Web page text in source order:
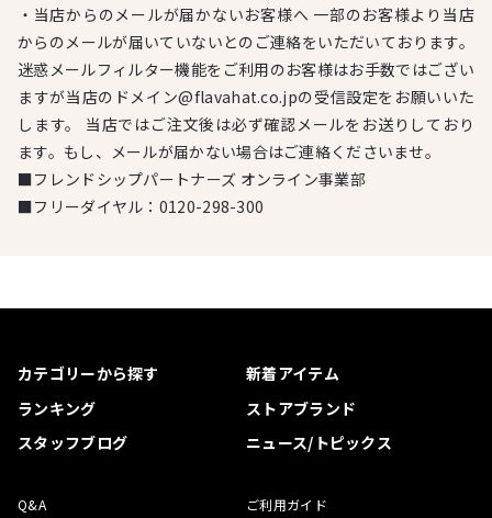
・当店からのメールが届かないお客様へ 一部のお客様より当店
からのメールが届いていないとのご連絡をいただいております。
迷惑メールフィルター機能をご利用のお客様はお手数ではござい
ますが当店のドメイン@flavahat.co.jpの受信設定をお願いいた
します。 当店ではご注文後は必ず確認メールをお送りしており
ます。もし、メールが届かない場合はご連絡くださいませ。
■フレンドシップパートナーズ オンライン事業部
■フリーダイヤル： 0120-298-300
カテゴリーから探す
新着アイテム
ランキング
ストアブランド
スタッフブログ
ニュース/トピックス
Q&A ご利用ガイド